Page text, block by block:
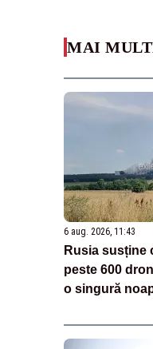
MAI
6 aug. 2026, 11:43
Rusia susține
peste 600
o singură
VIDEO